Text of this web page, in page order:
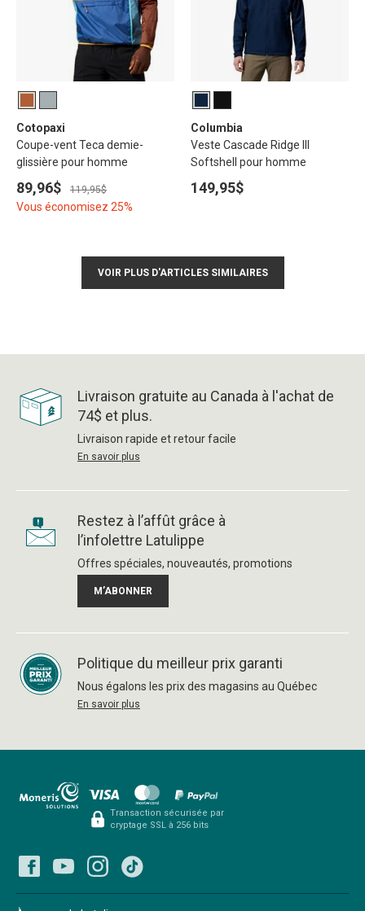
Cotopaxi
Coupe-vent Teca demie-
glissière pour homme
89,96$ 119,95$
Vous économisez 25%
Columbia
Veste Cascade Ridge III
Softshell pour homme
149,95$
VOIR PLUS D'ARTICLES SIMILAIRES
Livraison gratuite au Canada à l'achat de
74$ et plus.
Livraison rapide et retour facile
En savoir plus
Restez à l’affût grâce à
l’infolettre Latulippe
Offres spéciales, nouveautés, promotions
M’ABONNER
Politique du meilleur prix garanti
Nous égalons les prix des magasins au Québec
En savoir plus
Transaction sécurisée par
cryptage SSL à 256 bits